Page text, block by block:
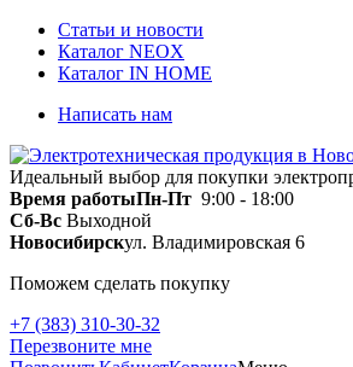
Статьи и новости
Каталог NEOX
Каталог IN HOME
Написать нам
Идеальный выбор для покупки
Время работыПн-Пт 9:00 - 18:00
Сб-Вс Выходной
Новосибирскул. Владимировская 6
Поможем сделать покупку
+7 (383) 310-30-32
Перезвоните мне